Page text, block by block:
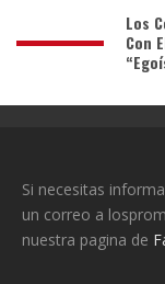
Los
Con
Si necesitas
un correo a
nuestra pagina de